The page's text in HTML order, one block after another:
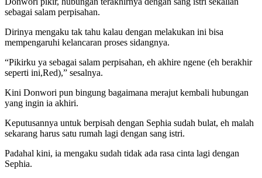
sebagai salam perpisahan.
Dirinya mengaku tak tahu kalau dengan melakukan ini bisa
mempengaruhi kelancaran proses sidangnya.
“Pikirku ya sebagai salam perpisahan, eh akhire ngene (eh berakhir
seperti ini,Red),” sesalnya.
Kini Donwori pun bingung bagaimana merajut kembali hubungan
yang ingin ia akhiri.
Keputusannya untuk berpisah dengan Sephia sudah bulat, eh malah
sekarang harus satu rumah lagi dengan sang istri.
Padahal kini, ia mengaku sudah tidak ada rasa cinta lagi dengan
Sephia.